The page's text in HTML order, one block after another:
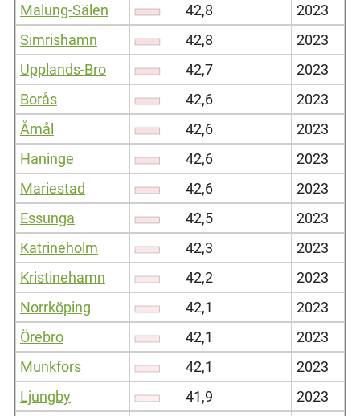
Malung-Sälen
42,8
2023
Simrishamn
42,8
2023
Upplands-Bro
42,7
2023
Borås
42,6
2023
Åmål
42,6
2023
Haninge
42,6
2023
Mariestad
42,6
2023
Essunga
42,5
2023
Katrineholm
42,3
2023
Kristinehamn
42,2
2023
Norrköping
42,1
2023
Örebro
42,1
2023
Munkfors
42,1
2023
Ljungby
41,9
2023